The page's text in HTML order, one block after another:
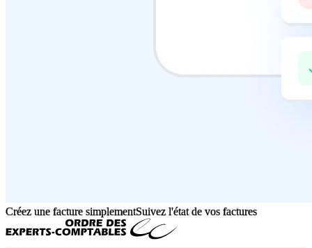
Créez une facture simplementSuivez l'état de vos factures